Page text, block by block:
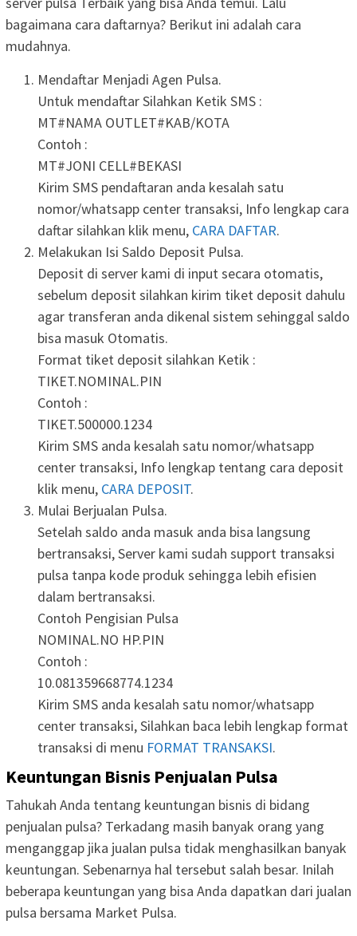
bagaimana cara daftarnya? Berikut ini adalah cara
mudahnya.
Mendaftar Menjadi Agen Pulsa.
Untuk mendaftar Silahkan Ketik SMS :
MT#NAMA OUTLET#KAB/KOTA
Contoh :
MT#JONI CELL#BEKASI
Kirim SMS pendaftaran anda kesalah satu
nomor/whatsapp center transaksi, Info lengkap cara
daftar silahkan klik menu, CARA DAFTAR.
Melakukan Isi Saldo Deposit Pulsa.
Deposit di server kami di input secara otomatis,
sebelum deposit silahkan kirim tiket deposit dahulu
agar transferan anda dikenal sistem sehinggal saldo
bisa masuk Otomatis.
Format tiket deposit silahkan Ketik :
TIKET.NOMINAL.PIN
Contoh :
TIKET.500000.1234
Kirim SMS anda kesalah satu nomor/whatsapp
center transaksi, Info lengkap tentang cara deposit
klik menu, CARA DEPOSIT.
Mulai Berjualan Pulsa.
Setelah saldo anda masuk anda bisa langsung
bertransaksi, Server kami sudah support transaksi
pulsa tanpa kode produk sehingga lebih efisien
dalam bertransaksi.
Contoh Pengisian Pulsa
NOMINAL.NO HP.PIN
Contoh :
10.081359668774.1234
Kirim SMS anda kesalah satu nomor/whatsapp
center transaksi, Silahkan baca lebih lengkap format
transaksi di menu FORMAT TRANSAKSI.
Keuntungan Bisnis Penjualan Pulsa
Tahukah Anda tentang keuntungan bisnis di bidang
penjualan pulsa? Terkadang masih banyak orang yang
menganggap jika jualan pulsa tidak menghasilkan banyak
keuntungan. Sebenarnya hal tersebut salah besar. Inilah
beberapa keuntungan yang bisa Anda dapatkan dari jualan
pulsa bersama Market Pulsa.